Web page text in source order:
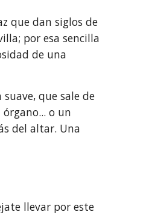
que dan siglos de
por esa sencilla
de una
suave, que sale de
o un
del altar. Una
llevar por este